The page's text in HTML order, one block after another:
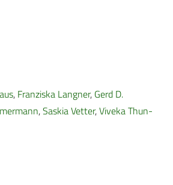
, Franziska Langner, Gerd D.
,Saskia Vetter,Viveka Thun-